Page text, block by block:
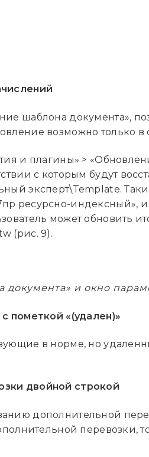
шаблона документа»,
возможно только в
и плагины» >
с которым будут
эксперт\Template.
ресурсно-индексный»,
может обновить
(рис. 9).
и окно
пометкой «(удален)»
в норме, но
двойной строкой
дополнительной
перевозки,